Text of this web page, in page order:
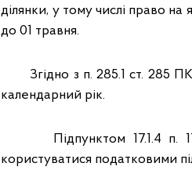
ділянки, у тому числі право
до 01 травня.
Згідно з п. 285.1 ст. 285
календарний рік.
Підпунктом 17.1.4 п.
користуватися податковими